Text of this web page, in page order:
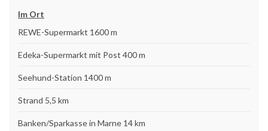
Im Ort
REWE-Supermarkt 1600 m
Edeka-Supermarkt mit Post 400 m
Seehund-Station 1400 m
Strand 5,5 km
Banken/Sparkasse in Marne 14 km